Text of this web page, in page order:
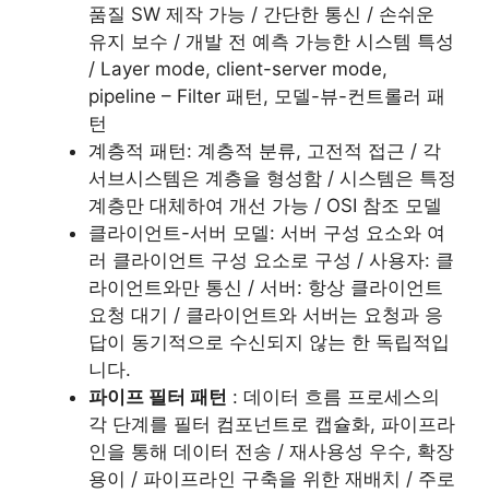
품질 SW 제작 가능 / 간단한 통신 / 손쉬운
유지 보수 / 개발 전 예측 가능한 시스템 특성
/ Layer mode, client-server mode,
pipeline – Filter 패턴, 모델-뷰-컨트롤러 패
턴
계층적 패턴: 계층적 분류, 고전적 접근 / 각
서브시스템은 계층을 형성함 / 시스템은 특정
계층만 대체하여 개선 가능 / OSI 참조 모델
클라이언트-서버 모델: 서버 구성 요소와 여
러 클라이언트 구성 요소로 구성 / 사용자: 클
라이언트와만 통신 / 서버: 항상 클라이언트
요청 대기 / 클라이언트와 서버는 요청과 응
답이 동기적으로 수신되지 않는 한 독립적입
니다.
파이프 필터 패턴 : 데이터 흐름 프로세스의
각 단계를 필터 컴포넌트로 캡슐화, 파이프라
인을 통해 데이터 전송 / 재사용성 우수, 확장
용이 / 파이프라인 구축을 위한 재배치 / 주로